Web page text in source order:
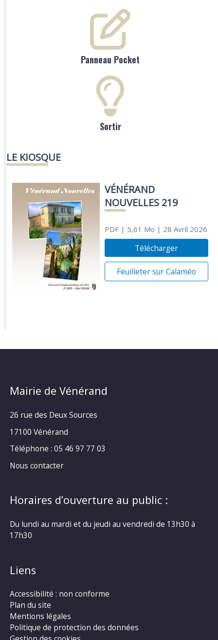
Panneau Pocket
Sortir
LE KIOSQUE
VÉNÉRAND
NOUVELLES 219
PDF| 5,61 Mo | 28 Avril 2026
Télécharger
Feuilleter sur Calaméo
Mairie de Vénérand
26 rue des Deux Sources
17100 Vénérand
Téléphone : 05 46 97 77 03
Nous contacter
Horaires d’ouverture au public :
Du lundi au mardi et du jeudi au vendredi de 13h30 à
17h30
Liens
Accessibilité : non conforme
Plan du site
Mentions légales
Politique de protection des données